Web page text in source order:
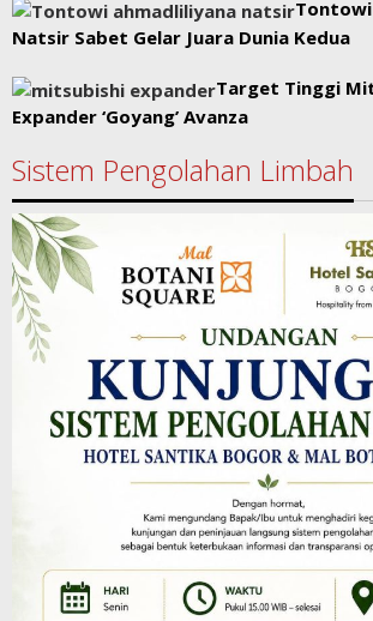
Natsir Sabet Gelar Juara Dunia Kedua
Target Tinggi
Expander ‘Goyang’ Avanza
Sistem Pengolahan Limbah